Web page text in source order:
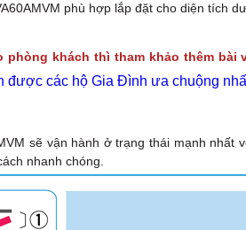
phù hợp lắp đặt cho diện tích
phòng khách thì tham khảo thêm
được các hộ Gia Đình ưa chuộng
sẽ vận hành ở trạng thái mạnh nhất
nhanh chóng.